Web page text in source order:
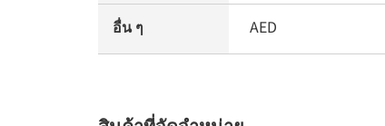
อื่น ๆ AED